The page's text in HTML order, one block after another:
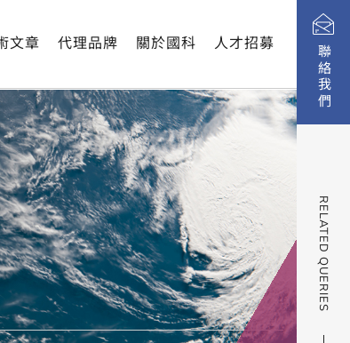
溫度變化率以達到加速篩選的目的。內容積從
聯絡我們
RELATED QUERIES
文章 代理品牌 關於國科 人才招募